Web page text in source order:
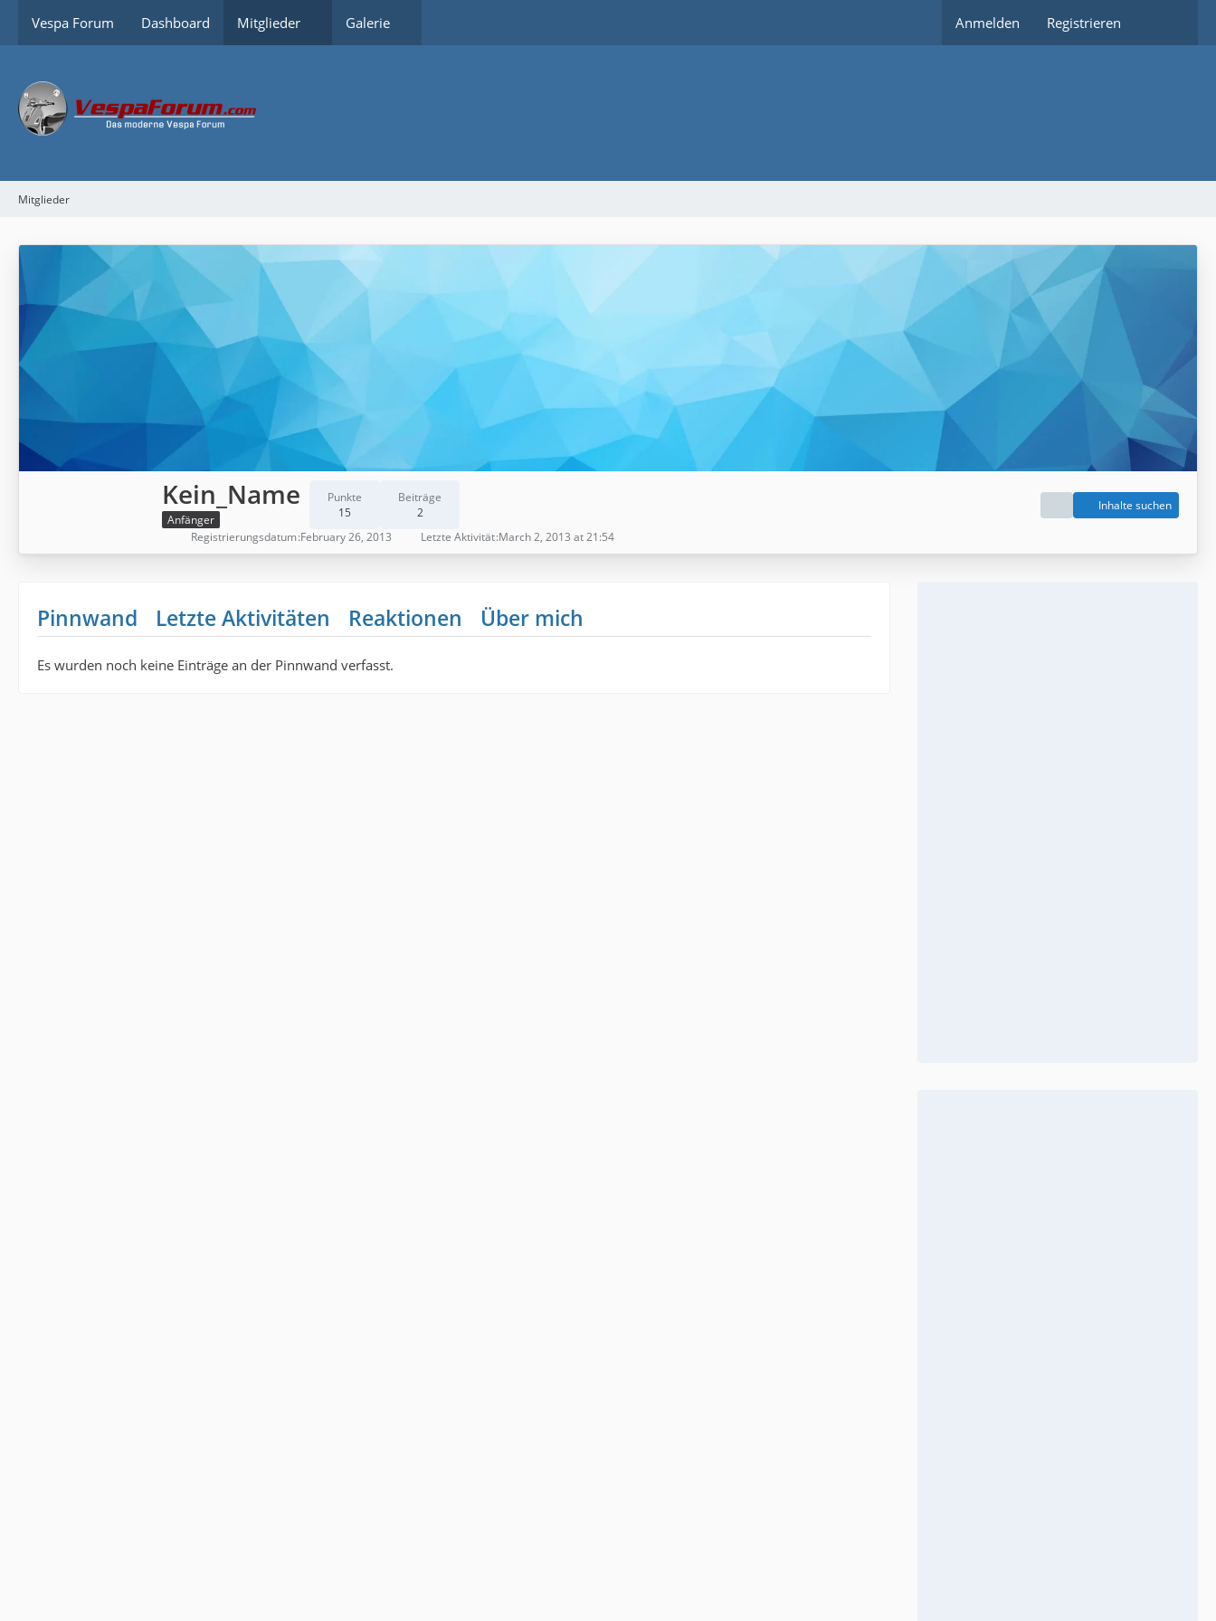
Vespa Forum Dashboard Mitglieder Galerie Anmelden Registrieren
Mitglieder
Kein_Name
Anfänger
Punkte
15
Beiträge
2
Inhalte suchen
Registrierungsdatum February 26, 2013 Letzte Aktivität March 2, 2013 at 21:54
Pinnwand Letzte Aktivitäten Reaktionen Über mich
Es wurden noch keine Einträge an der Pinnwand verfasst.